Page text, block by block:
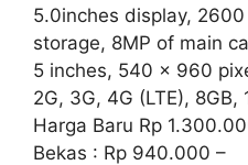
5.0inches display,
storage, 8MP of main
5 inches, 540 x 960
2G, 3G, 4G (LTE), 8GB,
Harga Baru Rp
Bekas : Rp 940.000 –